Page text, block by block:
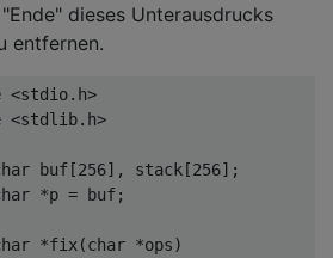
dieses Unterausdrucks
entfernen.
<stdio.h>
<stdlib.h>
buf[256], stack[256];
*p = buf;
*fix(char *ops)